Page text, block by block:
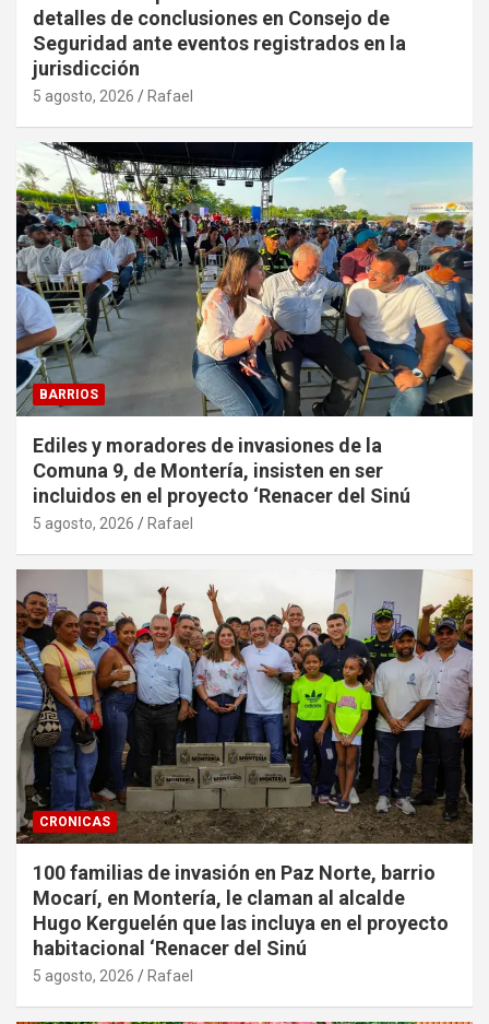
detalles de conclusiones en Consejo de
Seguridad ante eventos registrados en la
jurisdicción
5 agosto, 2026 Rafael
BARRIOS
Ediles y moradores de invasiones de la
Comuna 9, de Montería, insisten en ser
incluidos en el proyecto ‘Renacer del Sinú
5 agosto, 2026 Rafael
CRONICAS
100 familias de invasión en Paz Norte, barrio
Mocarí, en Montería, le claman al alcalde
Hugo Kerguelén que las incluya en el proyecto
habitacional ‘Renacer del Sinú
5 agosto, 2026 Rafael